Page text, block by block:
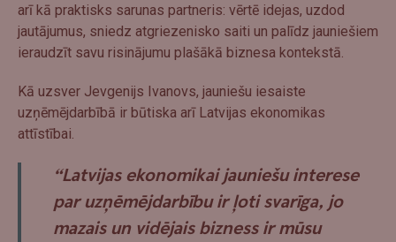
arī kā praktisks sarunas partneris: vērtē idejas, uzdod
jautājumus, sniedz atgriezenisko saiti un palīdz jauniešiem
ieraudzīt savu risinājumu plašākā biznesa kontekstā.
Kā uzsver Jevgenijs Ivanovs, jauniešu iesaiste
uzņēmējdarbībā ir būtiska arī Latvijas ekonomikas
attīstībai.
“Latvijas ekonomikai jauniešu interese
par uzņēmējdarbību ir ļoti svarīga, jo
mazais un vidējais bizness ir mūsu